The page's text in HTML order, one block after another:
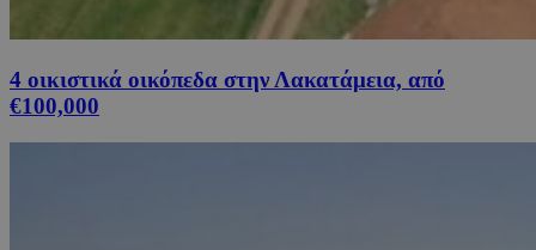
4 οικιστικά οικόπεδα στην Λακατάμεια, από
€100,000